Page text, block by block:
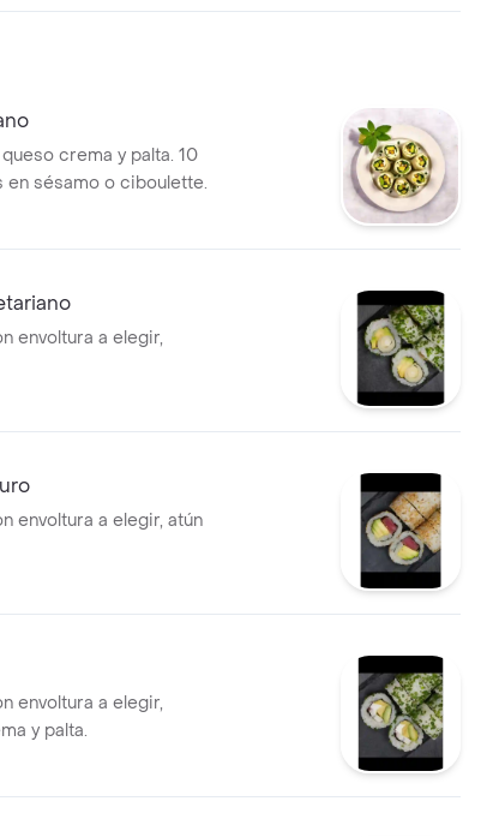
crema y palta. 10
en sésamo o ciboulette.
envoltura a elegir,
envoltura a elegir, atún
envoltura a elegir,
y palta.